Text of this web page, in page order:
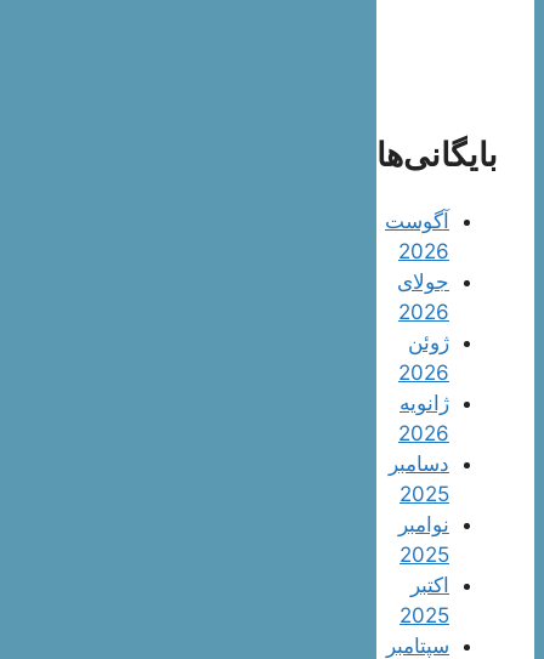
بایگانی‌ها
آگوست
2026
جولای
2026
ژوئن
2026
ژانویه
2026
دسامبر
2025
نوامبر
2025
اکتبر
2025
سپتامبر